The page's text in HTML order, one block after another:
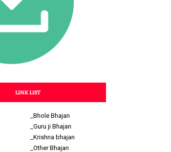
LINK LIST
_Bhole Bhajan
_Guru ji Bhajan
_Krishna bhajan
_Other Bhajan